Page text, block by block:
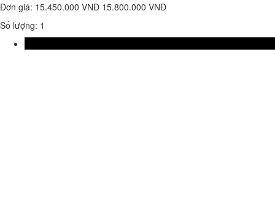
Đơn giá: 15.450.000 VNĐ 15.800.000 VNĐ
Số lượng: 1